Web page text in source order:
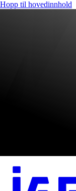
Hopp til hovedinnhold